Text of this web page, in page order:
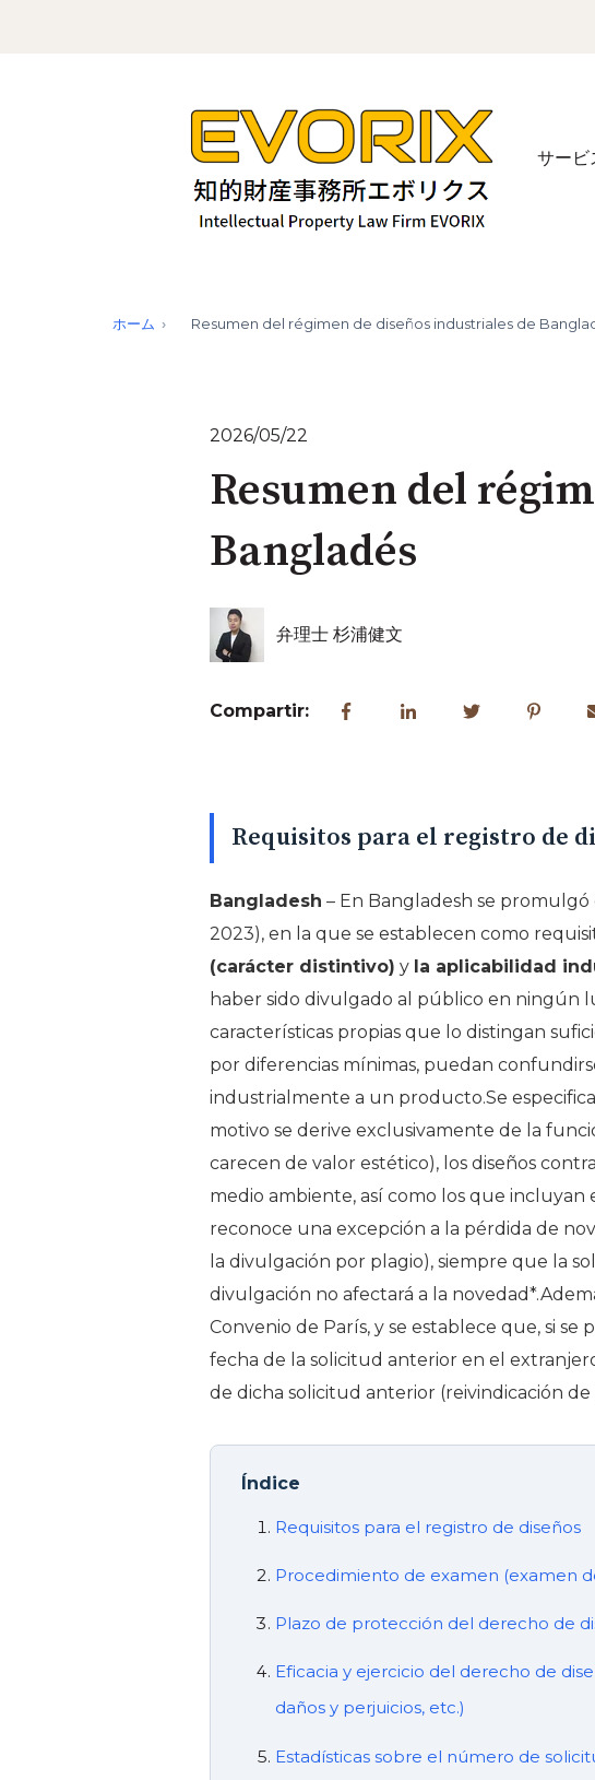
サービ
ホーム Resumen del régimen de diseños industriales de
2026/05/22
Resumen del
Bangladés
弁理士 杉浦健文
Compartir:
Requisitos para el registro de
Bangladesh – En Bangladesh se
2023), en la que se establecen como
(carácter distintivo) y la aplicabilidad
haber sido divulgado al público en ningún
características propias que lo distingan
por diferencias mínimas, puedan
industrialmente a un producto.Se
motivo se derive exclusivamente de la
carecen de valor estético), los diseños
medio ambiente, así como los que incluyan
reconoce una excepción a la pérdida de
la divulgación por plagio), siempre que la
divulgación no afectará a la
Convenio de París, y se establece que, si
fecha de la solicitud anterior en el
de dicha solicitud anterior (reivindicación de
Índice
Requisitos para el registro de diseños
Procedimiento de examen (examen
Plazo de protección del derecho de
Eficacia y ejercicio del derecho de
daños y perjuicios, etc.)
Estadísticas sobre el número de